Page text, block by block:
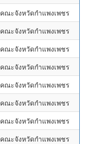
คณะจังหวัดกำแพงเพชร
คณะจังหวัดกำแพงเพชร
คณะจังหวัดกำแพงเพชร
คณะจังหวัดกำแพงเพชร
คณะจังหวัดกำแพงเพชร
คณะจังหวัดกำแพงเพชร
คณะจังหวัดกำแพงเพชร
คณะจังหวัดกำแพงเพชร